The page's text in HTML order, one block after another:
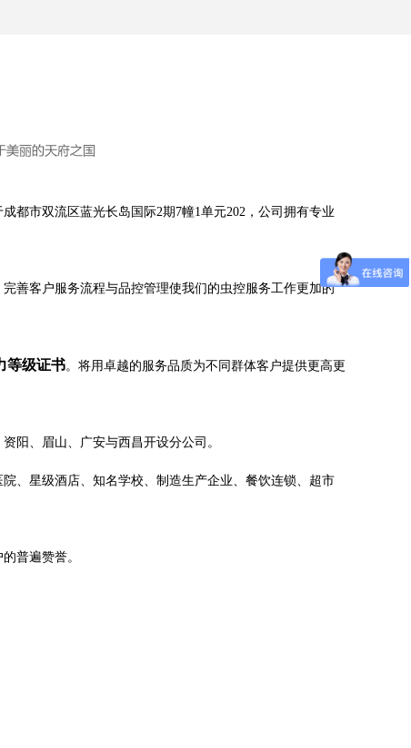
都市双流区蓝光长岛国际2期7幢1单元202，公司拥有专业
善客户服务流程与品控管理使我们的虫控服务工作更加的
等级证书。将用卓越的服务品质为不同群体客户提供更高更
阳、眉山、广安与西昌开设分公司。
、星级酒店、知名学校、制造生产企业、餐饮连锁、超市
普遍赞誉。